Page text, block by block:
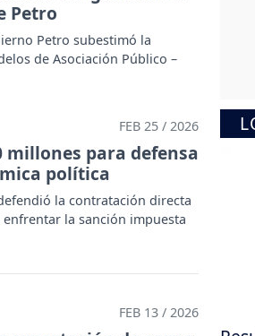
Petro
Petro subestimó la
de Asociación Público –
FEB 25 / 2026
millones para defensa
política
la contratación directa
la sanción impuesta
FEB 13 / 2026